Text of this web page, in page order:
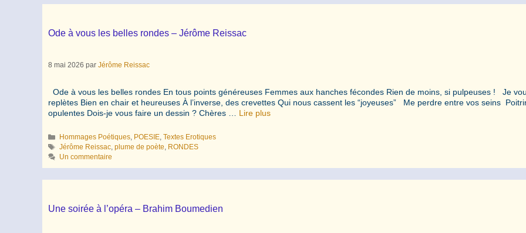
Ode à vous les belles rondes – Jérôme Reissac
8 mai 2026 par Jérôme Reissac
Ode à vous les belles rondes En tous points généreuses Femmes aux hanches fécondes Rien de moins, si pulpeuses ! Je
replètes Bien en chair et heureuses À l’inverse, des crevettes Qui nous cassent les “joyeuses” Me perdre entre vos seins
opulentes Dois-je vous faire un dessin ? Chères … Lire plus
Catégories
Hommages Poétiques, POESIE,Textes Erotiques
Étiquettes
Jérôme Reissac,plume de poète, RONDES
Un commentaire
Une soirée à l’opéra – Brahim Boumedien